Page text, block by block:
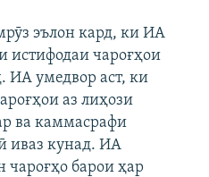
эълон кард, ки ИА
истифодаи чароғҳои
ИА умедвор аст, ки
аз лиҳози
ва каммасрафи
иваз кунад. ИА
чароғҳо барои ҳар